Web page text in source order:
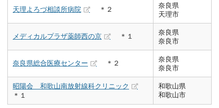
天理よろづ相談所病院 ＊２
奈良県
天理市
メディカルプラザ薬師西の京 ＊１
奈良県
奈良市
奈良県総合医療センター ＊２
奈良県
奈良市
昭陽会 和歌山南放射線科クリニック
＊１
和歌山県
和歌山市